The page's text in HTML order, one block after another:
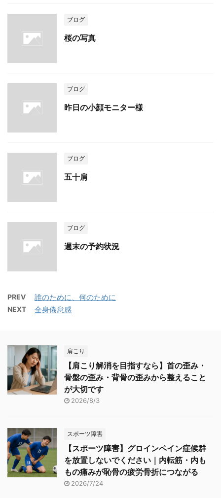
ブログ
桜の写真
ブログ
昨日の小顔モニター様
ブログ
五十肩
ブログ
週末の予約状況
PREV 誰のために、何のために
NEXT 全身倦怠感
肩こり
【肩こり解消を目指すなら】首の歪み・
骨盤の歪み・背骨の歪みから整えること
が大切です
2026/8/3
スポーツ障害
【スポーツ障害】グロインペイン症候群
を放置しないでください｜内転筋・内も
もの痛みが恥骨の疲労骨折につながる
2026/7/24